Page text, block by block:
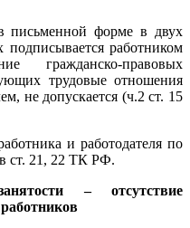
письменной форме в двух
работником
гражданско-правовых
трудовые отношения
не допускается (ч.2 ст. 15
и работодателя по
ст. 21, 22 ТК РФ.
– отсутствие